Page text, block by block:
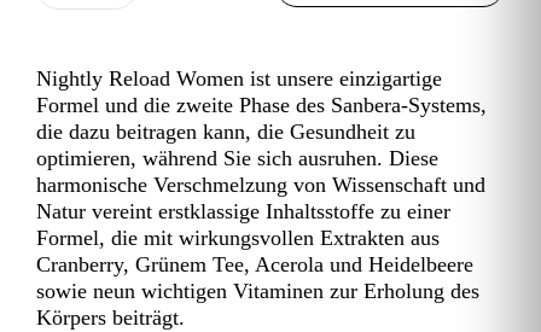
Nightly Reload Women ist unsere einzigartige
Formel und die zweite Phase des Sanbera-Systems,
die dazu beitragen kann, die Gesundheit zu
optimieren, während Sie sich ausruhen. Diese
harmonische Verschmelzung von Wissenschaft und
Natur vereint erstklassige Inhaltsstoffe zu einer
Formel, die mit wirkungsvollen Extrakten aus
Cranberry, Grünem Tee, Acerola und Heidelbeere
sowie neun wichtigen Vitaminen zur Erholung des
Körpers beiträgt.